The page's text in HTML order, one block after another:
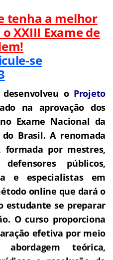
tenha a melhor
oXXIII Exame de
desenvolveu o Projeto
na aprovação dos
Exame Nacional da
do Brasil. A renomada
formada por mestres,
públicos,
e especialistas em
online que dará o
estudante se preparar
O curso proporciona
efetiva por meio
teórica,